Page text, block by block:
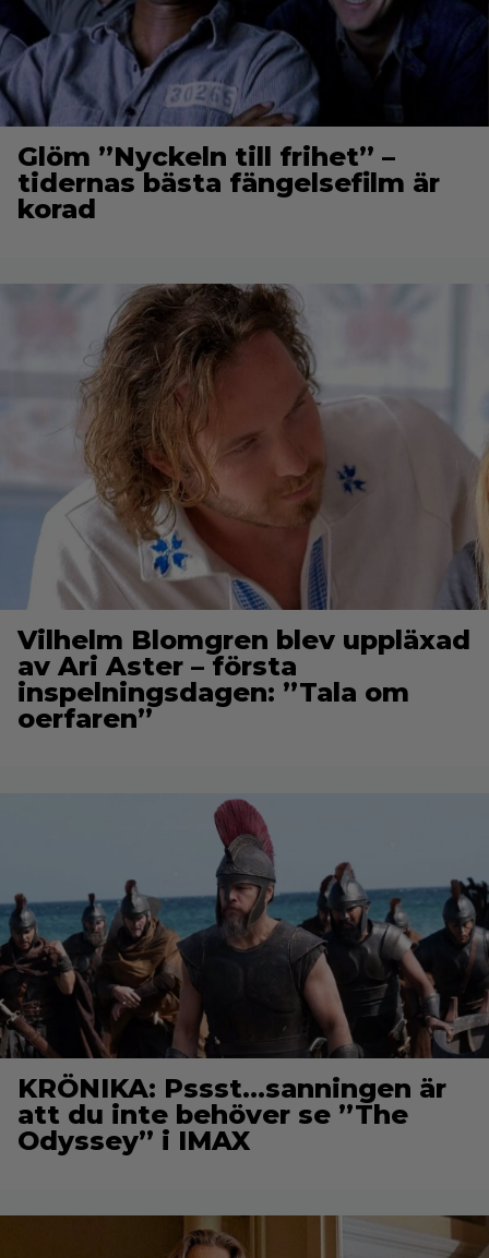
Glöm ”Nyckeln till frihet” –
tidernas bästa fängelsefilm är
korad
Vilhelm Blomgren blev uppläxad
av Ari Aster – första
inspelningsdagen: ”Tala om
oerfaren”
KRÖNIKA: Pssst…sanningen är
att du inte behöver se ”The
Odyssey” i IMAX